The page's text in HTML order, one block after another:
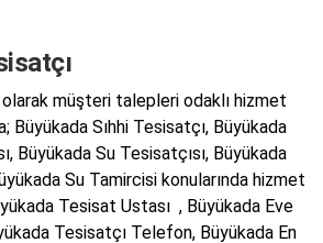
olarak müşteri talepleri odaklı hizmet
Büyükada Sıhhi Tesisatçı, Büyükada
Büyükada Su Tesisatçısı, Büyükada
Su Tamircisi konularında hizmet
Tesisat Ustası , Büyükada Eve
Tesisatçı Telefon, Büyükada En